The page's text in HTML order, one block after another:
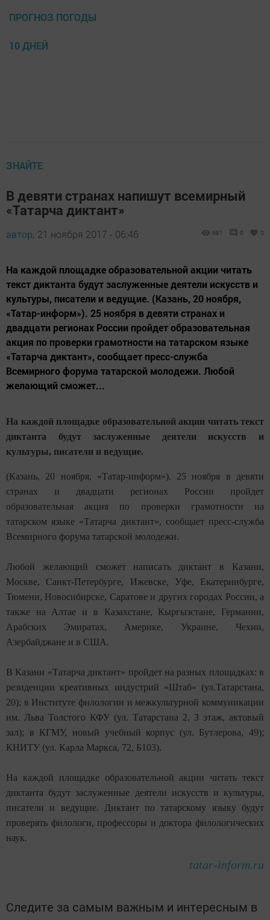
ПРОГНОЗ ПОГОДЫ
10 ДНЕЙ
ЗНАЙТЕ
В девяти странах напишут всемирный
«Татарча диктант»
автор, 21 ноября 2017 - 06:46 681 0 0
На каждой площадке образовательной акции читать
текст диктанта будут заслуженные деятели искусств и
культуры, писатели и ведущие. (Казань, 20 ноября,
«Татар-информ»). 25 ноября в девяти странах и
двадцати регионах России пройдет образовательная
акция по проверки грамотности на татарском языке
«Татарча диктант», сообщает пресс-служба
Всемирного форума татарской молодежи. Любой
желающий сможет...
На каждой площадке образовательной акции читать текст
диктанта будут заслуженные деятели искусств и
культуры, писатели и ведущие.
(Казань, 20 ноября, «Татар-информ»). 25 ноября в девяти
странах и двадцати регионах России пройдет
образовательная акция по проверки грамотности на
татарском языке «Татарча диктант», сообщает пресс-служба
Всемирного форума татарской молодежи.
Любой желающий сможет написать диктант в Казани,
Москве, Санкт-Петербурге, Ижевске, Уфе, Екатеринбурге,
Тюмени, Новосибирске, Саратове и других городах России, а
также на Алтае и в Казахстане, Кыргызстане, Германии,
Арабских Эмиратах, Америке, Украине, Чехии,
Азербайджане и в США.
В Казани «Татарча диктант» пройдет на разных площадках: в
резиденции креативных индустрий «Штаб» (ул.Татарстана,
20); в Институте филологии и межкультурной коммуникации
им. Льва Толстого КФУ (ул. Татарстана 2, 3 этаж, актовый
зал); в КГМУ, новый учебный корпус (ул. Бутлерова, 49);
КНИТУ (ул. Карла Маркса, 72, Б103).
На каждой площадке образовательной акции читать текст
диктанта будут заслуженные деятели искусств и культуры,
писатели и ведущие. Диктант по татарскому языку будут
проверять филологи, профессоры и доктора филологических
наук.
tatar-inform.ru
Следите за самым важным и интересным в